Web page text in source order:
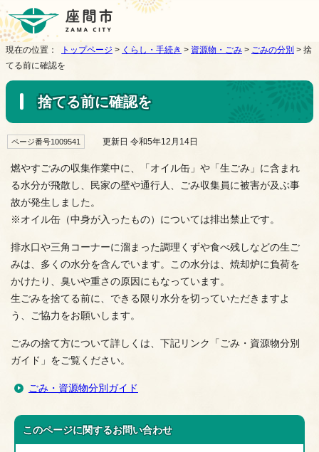
現在の位置： トップページ > くらし・手続き > 資源物・ごみ > ごみの分別 > 捨
てる前に確認を
捨てる前に確認を
ページ番号1009541 更新日 令和5年12月14日
燃やすごみの収集作業中に、「オイル缶」や「生ごみ」に含まれ
る水分が飛散し、民家の壁や通行人、ごみ収集員に被害が及ぶ事
故が発生しました。
※オイル缶（中身が入ったもの）については排出禁止です。
排水口や三角コーナーに溜まった調理くずや食べ残しなどの生ご
みは、多くの水分を含んでいます。この水分は、焼却炉に負荷を
かけたり、臭いや重さの原因にもなっています。
生ごみを捨てる前に、できる限り水分を切っていただきますよ
う、ご協力をお願いします。
ごみの捨て方について詳しくは、下記リンク「ごみ・資源物分別
ガイド」をご覧ください。
ごみ・資源物分別ガイド
このページに関するお問い合わせ